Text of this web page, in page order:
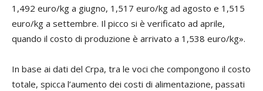
1,492 euro/kg a giugno, 1,517 euro/kg ad agosto e 1,515
euro/kg a settembre. Il picco si è verificato ad aprile,
quando il costo di produzione è arrivato a 1,538 euro/kg».
In base ai dati del Crpa, tra le voci che compongono il costo
totale, spicca l’aumento dei costi di alimentazione, passati